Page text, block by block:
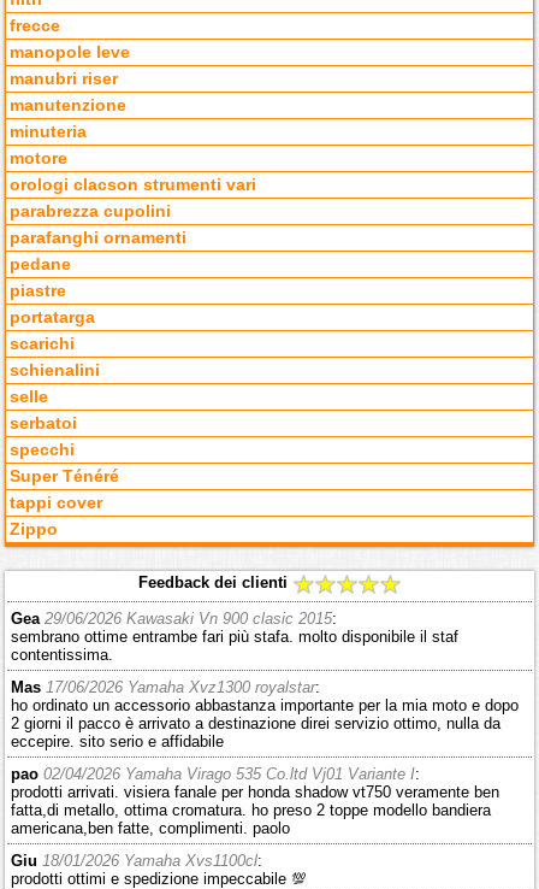
frecce
manopole leve
manubri riser
manutenzione
minuteria
motore
orologi clacson strumenti vari
parabrezza cupolini
parafanghi ornamenti
pedane
piastre
portatarga
scarichi
schienalini
selle
serbatoi
specchi
Super Ténéré
tappi cover
Zippo
Feedback dei clienti
Gea 29/06/2026 Kawasaki Vn 900 clasic 2015:
sembrano ottime entrambe fari più stafa. molto disponibile il staf
contentissima.
Mas 17/06/2026 Yamaha Xvz1300 royalstar:
ho ordinato un accessorio abbastanza importante per la mia moto e dopo
2 giorni il pacco è arrivato a destinazione direi servizio ottimo, nulla da
eccepire. sito serio e affidabile
pao 02/04/2026 Yamaha Virago 535 Co.ltd Vj01 Variante I:
prodotti arrivati. visiera fanale per honda shadow vt750 veramente ben
fatta,di metallo, ottima cromatura. ho preso 2 toppe modello bandiera
americana,ben fatte, complimenti. paolo
Giu 18/01/2026 Yamaha Xvs1100cl:
prodotti ottimi e spedizione impeccabile 💯